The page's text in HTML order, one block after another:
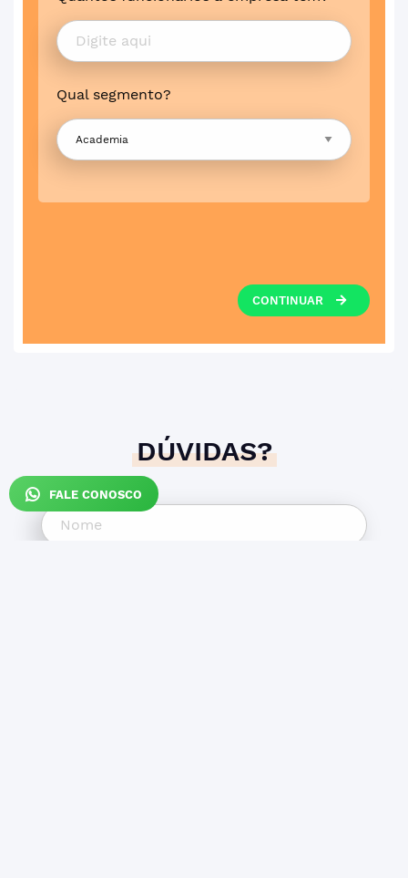
FALE CONOSCO
Qual segmento?
CONTINUAR
DÚVIDAS?